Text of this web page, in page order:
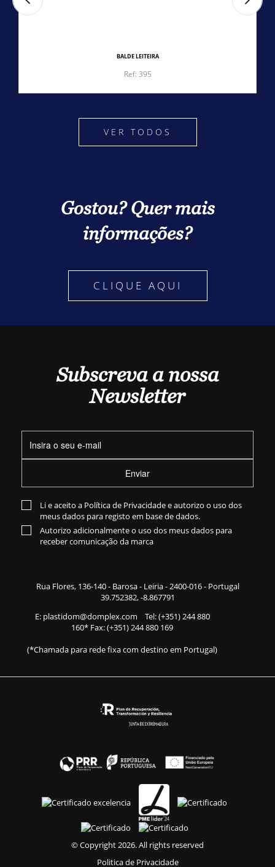
BALDE LEITEIRA
Ref: 395
VER TODOS
Gostou? Quer mais
informações?
CLIQUE AQUI
Subscreva a nossa
Newsletter
Enviar
Li e aceito a Política de Privacidadee autorizo o uso dos
meus dados para registo em base de dados.
Autorizo adicionalmente o uso dos meus dados para
receber comunicação da marca
Rua Flores, 136-140- Barosa - Leiria - 2400-016 - Portugal
39.752382, -8.867791
E: plastidom@domplex.com Tel:(+351) 244 880
160* Fax: (+351) 244 880 169
(*Chamada para rede fixa com destino em Portugal)
© Copyright 2026. All rights reserved
Politica de Privacidade